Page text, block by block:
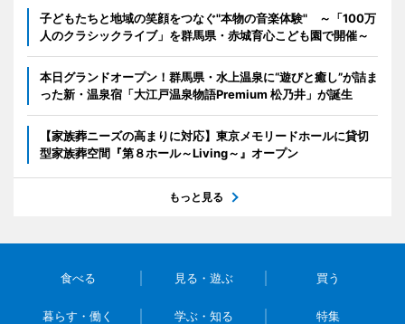
子どもたちと地域の笑顔をつなぐ"本物の音楽体験" ～「100万
人のクラシックライブ」を群馬県・赤城育心こども園で開催～
本日グランドオープン！群馬県・水上温泉に“遊びと癒し”が詰ま
った新・温泉宿「大江戸温泉物語Premium 松乃井」が誕生
【家族葬ニーズの高まりに対応】東京メモリードホールに貸切
型家族葬空間『第８ホール～Living～』オープン
もっと見る
食べる 見る・遊ぶ 買う
暮らす・働く 学ぶ・知る 特集